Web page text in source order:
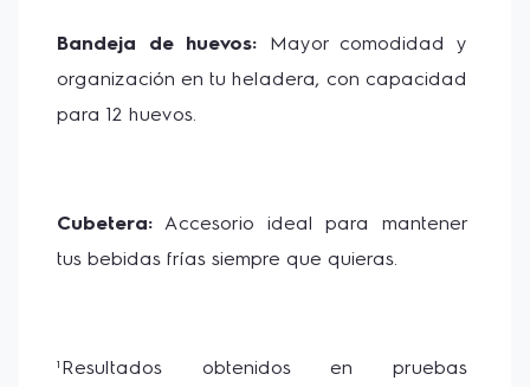
Bandeja de huevos: Mayor comodidad y
organización en tu heladera, con capacidad
para 12 huevos.
Cubetera: Accesorio ideal para mantener
tus bebidas frías siempre que quieras.
¹Resultados obtenidos en pruebas